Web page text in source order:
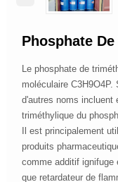
Phosphate
Le phosphate de
moléculaire
d'autres noms incluent
triméthylique du
Il est principalement
produits
comme additif
que retardateur de